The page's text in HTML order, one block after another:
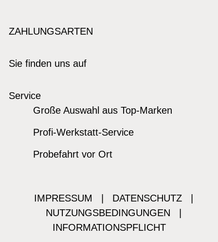
ZAHLUNGSARTEN
Sie finden uns auf
Service
Große Auswahl aus Top-Marken
Profi-Werkstatt-Service
Probefahrt vor Ort
IMPRESSUM DATENSCHUTZ
NUTZUNGSBEDINGUNGEN
INFORMATIONSPFLICHT